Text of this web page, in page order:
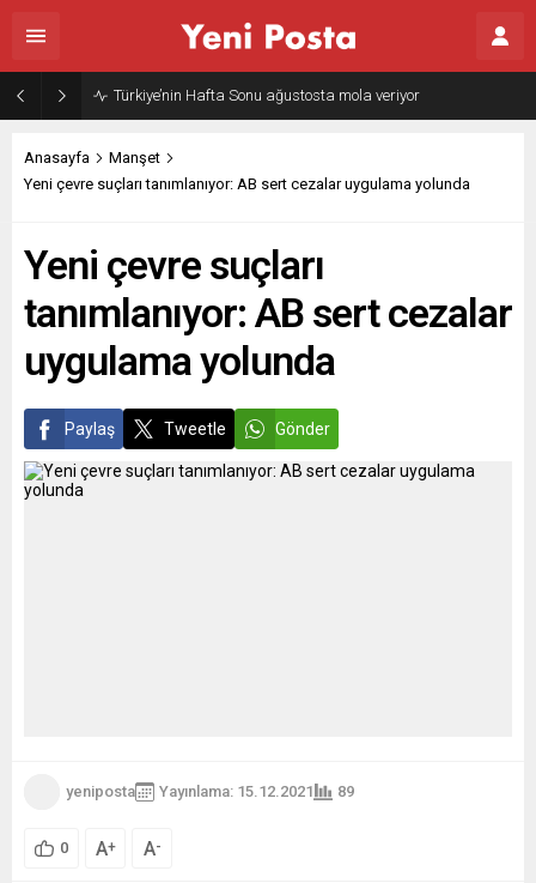
Türkiye’nin Hafta Sonu ağustosta mola veriyor
Anasayfa
Manşet
Yeni çevre suçları tanımlanıyor: AB sert cezalar uygulama yolunda
Yeni çevre suçları
tanımlanıyor: AB sert cezalar
uygulama yolunda
Paylaş Tweetle Gönder
yeniposta Yayınlama: 15.12.2021 89
0 A+ A-